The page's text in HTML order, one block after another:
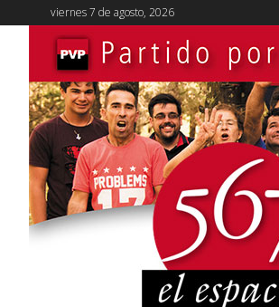
viernes 7 de agosto, 2026